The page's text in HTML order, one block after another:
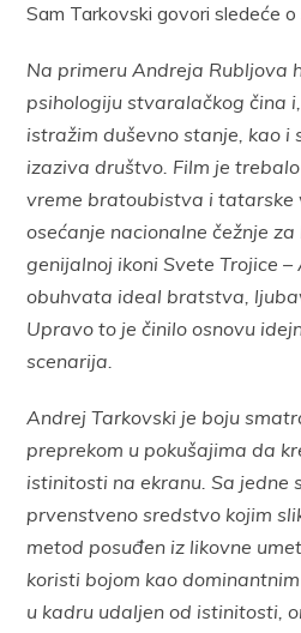
Sam Tarkovski govori sledeće o
Na primeru Andreja Rubljova
psihologiju stvaralačkog čina
istražim duševno stanje, kao i
izaziva društvo. Film je
vreme bratoubistva i tatarske
osećanje nacionalne čežnje
genijalnoj ikoni Svete Trojice
obuhvata ideal bratstva,
Upravo to je činilo osnovu
scenarija.
Andrej Tarkovski je boju
preprekom u pokušajima da
istinitosti na ekranu. Sa jedne
prvenstveno sredstvo kojim
metod posuđen iz likovne
koristi bojom kao
u kadru udaljen od istinitosti,